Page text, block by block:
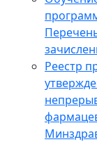
Реестр